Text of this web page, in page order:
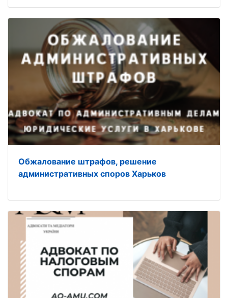
Обжалование штрафов, решение
административных споров Харьков